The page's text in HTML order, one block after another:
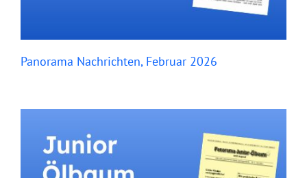
Panorama Nachrichten, Februar 2026